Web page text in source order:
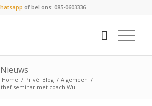
of bel ons: 085-0603336
Home / Privé: Blog / Algemeen /
seminar met coach Wu